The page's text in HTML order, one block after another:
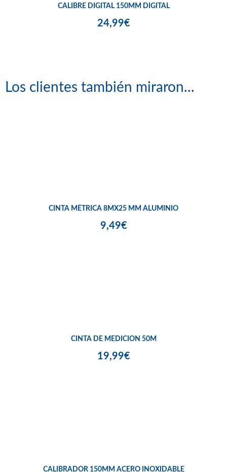
CALIBRE DIGITAL 150MM DIGITAL
24,99€
Los clientes también miraron...
CINTA MÉTRICA 8MX25 MM ALUMINIO
9,49€
CINTA DE MEDICION 50M
19,99€
CALIBRADOR 150MM ACERO INOXIDABLE